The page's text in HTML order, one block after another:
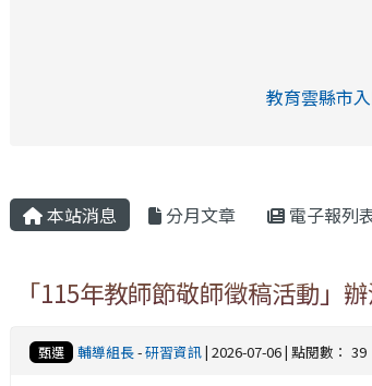
link to
教育雲縣市
本站消息 分月文章 電子報列
「115年教師節敬師徵稿活動」
甄選 輔導組長-研習資訊| 2026-07-06 | 點閱數： 39